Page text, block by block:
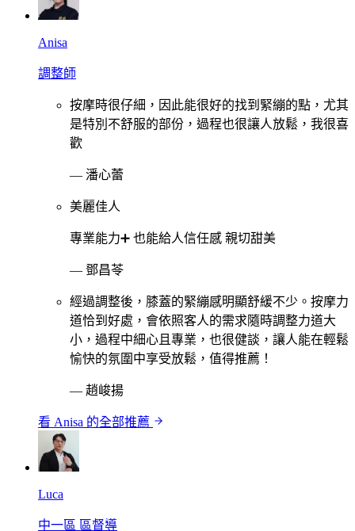
Anisa
調整師
按摩時很仔細，因此能很好的找到緊繃的點，尤其
是特別不舒服的部份，過程也很讓人放鬆，我很喜
歡
— 潘心蕾
美麗佳人
專業能力➕ 也能給人信任感 親切甜美
— 鄧昌苓
經過調整後，膝蓋的緊繃感明顯舒緩不少。按摩力
道恰到好處，會依照客人的需求隨時調整力道大
小，過程中細心且專業，也很健談，讓人能在輕鬆
愉快的氛圍中享受放鬆，值得推薦！
— 趙峻揚
看 Anisa 的全部推薦
Luca
中一區 區督導